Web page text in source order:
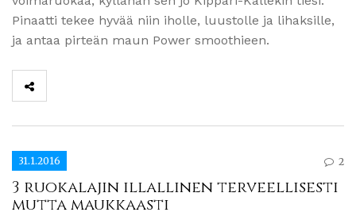
Pinaatti tekee hyvää niin iholle, luustolle ja lihaksille,
ja antaa pirteän maun Power smoothieen.
31.1.2016 2
3 ruokalajin illallinen terveellisesti
mutta maukkaasti